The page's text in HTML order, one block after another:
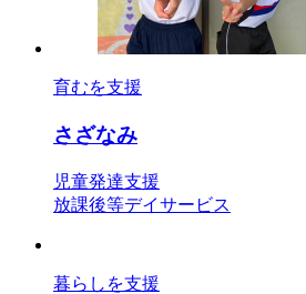
育むを支援
さざなみ
児童発達支援
放課後等デイサービス
暮らしを支援